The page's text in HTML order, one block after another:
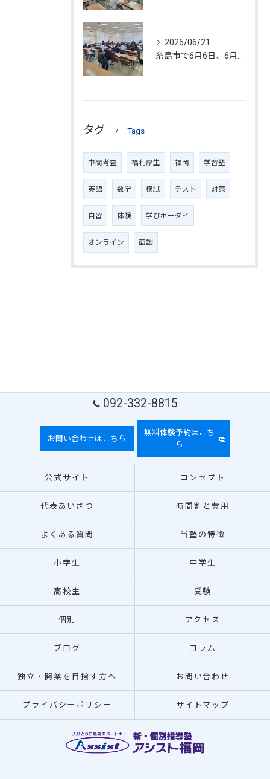
2026/06/21
タグ Tags
中間考査 福利厚生 福岡 学習塾
英語 数学 模試 テスト 対策
自習 体験 学びホーダイ
オンライン 面談
092-332-8815
お問い合わせはこちら
無料体験予約はこち
ら
公式サイト コンセプト
代表あいさつ 時間割と費用
よくある質問 当塾の特徴
小学生 中学生
高校生 受験
個別 アクセス
ブログ コラム
独立・開業を目指す方へ お問い合わせ
プライバシーポリシー サイトマップ